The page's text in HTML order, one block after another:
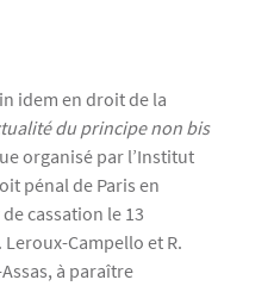
idem en droit de la
du principe non bis
organisé par l’Institut
pénal de Paris en
cassation le 13
Campello et R.
à paraître